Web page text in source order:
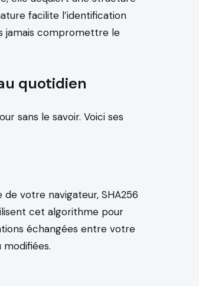
facilite l’identification
jamais compromettre le
quotidien
sans le savoir. Voici ses
de votre navigateur, SHA256
cet algorithme pour
échangées entre votre